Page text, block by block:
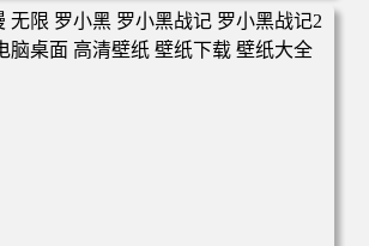
兰背靠背 夕阳 日落 4K动漫壁纸 电脑桌
下载 壁纸大全